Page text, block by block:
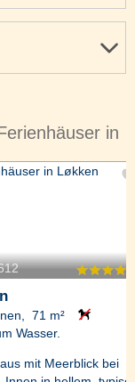
in
71 m²
Wasser.
mit Meerblick bei